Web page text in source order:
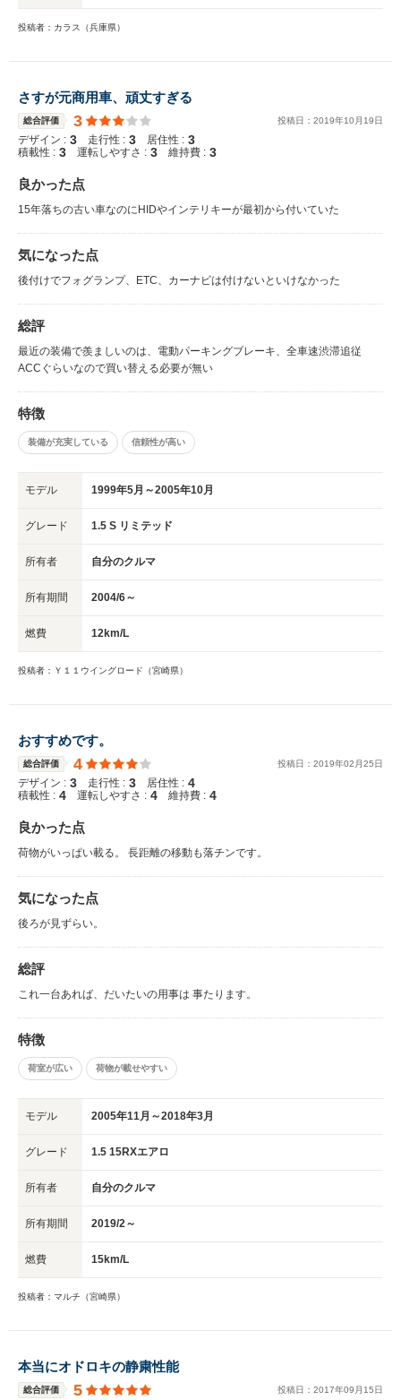
投稿者：カラス（兵庫県）
さすが元商用車、頑丈すぎる
総合評価 3 投稿日： 2019年10 月 19日
デザイン : 3 走行性 : 3 居住性 : 3
積載性 : 3 運転しやすさ : 3 維持費 : 3
良かった点
15年落ちの古い車なのにHIDやインテリキーが最初から付いていた
気になった点
後付けでフォグランプ、ETC、カーナビは付けないといけなかった
総評
最近の装備で羨ましいのは、電動パーキングブレーキ、全車速渋滞追従
ACCぐらいなので買い替える必要が無い
特徴
装備が充実している 信頼性が高い
モデル 1999年5月～2005年10月
グレード 1.5 S リミテッド
所有者 自分のクルマ
所有期間 2004/6～
燃費 12km/L
投稿者：Ｙ１１ウイングロード（宮崎県）
おすすめです。
総合評価 4 投稿日： 2019年02 月25日
デザイン : 3 走行性 : 3 居住性 : 4
積載性 : 4 運転しやすさ : 4 維持費 : 4
良かった点
荷物がいっぱい載る。 長距離の移動も落チンです。
気になった点
後ろが見ずらい。
総評
これ一台あれば、だいたいの用事は 事たります。
特徴
荷室が広い 荷物が載せやすい
モデル 2005年11月～2018年3月
グレード 1.5 15RXエアロ
所有者 自分のクルマ
所有期間 2019/2～
燃費 15km/L
投稿者：マルチ（宮崎県）
本当にオドロキの静粛性能
総合評価 5 投稿日： 2017年09 月 15日